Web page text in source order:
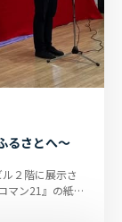
るさとへ〜
２階に展示さ
マン21』の紙人